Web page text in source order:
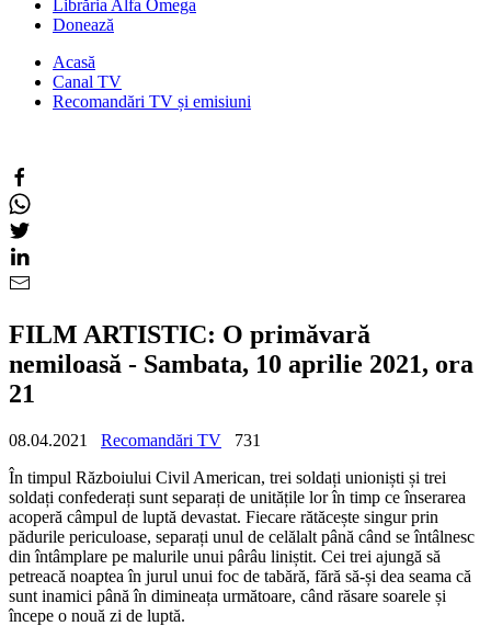
Librăria Alfa Omega
Donează
Acasă
Canal TV
Recomandări TV și emisiuni
FILM ARTISTIC: O primăvară
nemiloasă - Sambata, 10 aprilie 2021, ora
21
08.04.2021 Recomandări TV
731
În timpul Războiului Civil American, trei soldați unioniști și trei
soldați confederați sunt separați de unitățile lor în timp ce înserarea
acoperă câmpul de luptă devastat. Fiecare rătăcește singur prin
pădurile periculoase, separați unul de celălalt până când se întâlnesc
din întâmplare pe malurile unui pârâu liniștit. Cei trei ajungă să
petreacă noaptea în jurul unui foc de tabără, fără să-și dea seama că
sunt inamici până în dimineața următoare, când răsare soarele și
începe o nouă zi de luptă.